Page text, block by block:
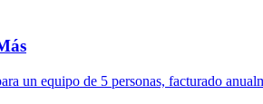
un equipo de 5 personas, facturado